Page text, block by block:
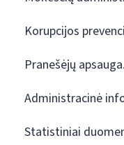
Korupcijos
Pranešėjų
Administracinė
Statistiniai